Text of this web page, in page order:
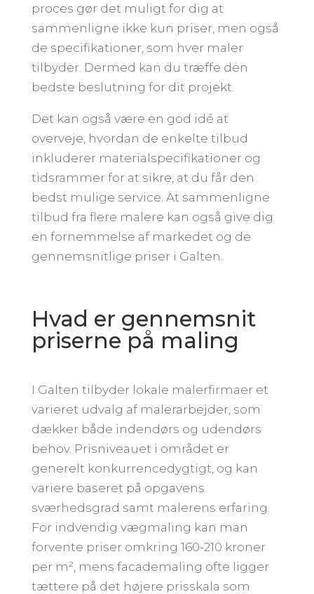
proces gør det muligt for dig at
sammenligne ikke kun priser, men også
de specifikationer, som hver maler
tilbyder. Dermed kan du træffe den
bedste beslutning for dit projekt.
Det kan også være en god idé at
overveje, hvordan de enkelte tilbud
inkluderer materialspecifikationer og
tidsrammer for at sikre, at du får den
bedst mulige service. At sammenligne
tilbud fra flere malere kan også give dig
en fornemmelse af markedet og de
gennemsnitlige priser i Galten.
Hvad er gennemsnit
priserne på maling
I Galten tilbyder lokale malerfirmaer et
varieret udvalg af malerarbejder, som
dækker både indendørs og udendørs
behov. Prisniveauet i området er
generelt konkurrencedygtigt, og kan
variere baseret på opgavens
sværhedsgrad samt malerens erfaring.
For indvendig vægmaling kan man
forvente priser omkring 160-210 kroner
per m², mens facademaling ofte ligger
tættere på det højere prisskala som